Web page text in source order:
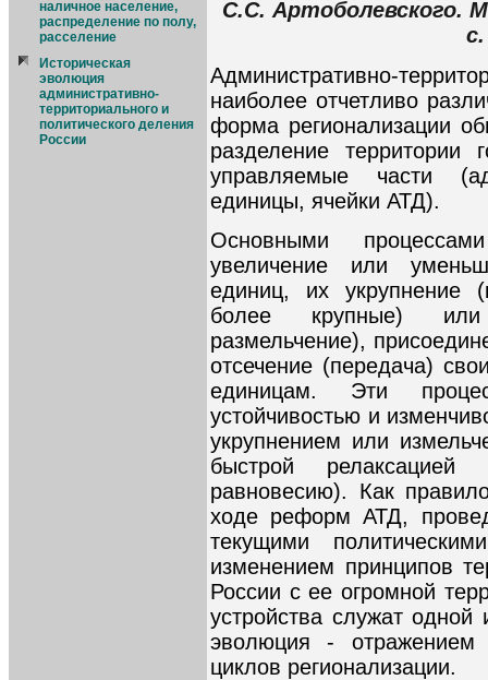
наличное население,
распределение по полу,
расселение
Историческая
эволюция
административно-
территориального и
политического деления
России
С.С. Артоболевского.
Административно-
наиболее отчетливо
форма регионализации
разделение территории
управляемые части
единицы, ячейки АТД).
Основными
увеличение или
единиц, их укрупнение
более крупные) или
размельчение),
отсечение (передача)
единицам. Эти
устойчивостью и
укрупнением или
быстрой релаксацией
равновесию). Как
ходе реформ АТД,
текущими
изменением принципов
России с ее огромной
устройства служат одной
эволюция -
циклов регионализации.